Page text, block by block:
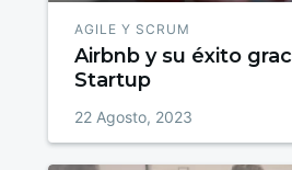
AGILE Y SCRUM
Airbnb y su éxito
Startup
22 Agosto, 2023